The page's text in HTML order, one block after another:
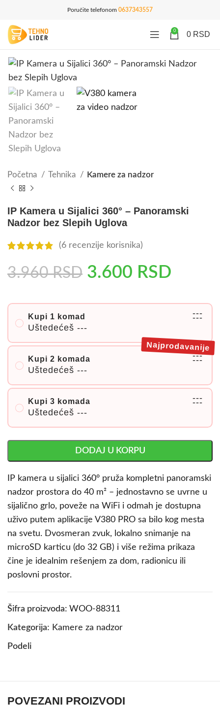
Poručite telefonom 0637343557
0 0 RSD
Početna Tehnika Kamere za nadzor
IP Kamera u Sijalici 360° – Panoramski
Nadzor bez Slepih Uglova
(6 recenzije korisnika)
3.960RSD 3.600 RSD
Kupi 1 komad
Uštedećeš ---
---
---
Kupi 2 komada
Uštedećeš ---
---
---
Najprodavanije
Kupi 3 komada
Uštedećeš ---
---
---
DODAJ U KORPU
IP kamera u sijalici 360° pruža kompletni panoramski
nadzor prostora do 40 m² – jednostavno se uvrne u
sijalično grlo, poveže na WiFi i odmah je dostupna
uživo putem aplikacije V380 PRO sa bilo kog mesta
na svetu. Dvosmeran zvuk, lokalno snimanje na
microSD karticu (do 32 GB) i više režima prikaza
čine je idealnim rešenjem za dom, radionicu ili
poslovni prostor.
Šifra proizvoda: WOO-88311
Kategorija: Kamere za nadzor
Podeli
POVEZANI PROIZVODI